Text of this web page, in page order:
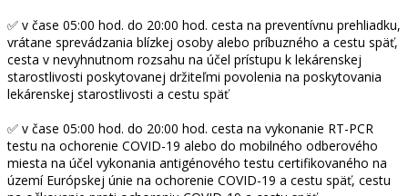
✅ v čase 05:00 hod. do 20:00 hod. cesta na preventívnu prehliadku,
vrátane sprevádzania blízkej osoby alebo príbuzného a cestu späť,
cesta v nevyhnutnom rozsahu na účel prístupu k lekárenskej
starostlivosti poskytovanej držiteľmi povolenia na poskytovania
lekárenskej starostlivosti a cestu späť
✅ v čase 05:00 hod. do 20:00 hod. cesta na vykonanie RT-PCR
testu na ochorenie COVID-19 alebo do mobilného odberového
miesta na účel vykonania antigénového testu certifikovaného na
území Európskej únie na ochorenie COVID-19 a cestu späť, cestu